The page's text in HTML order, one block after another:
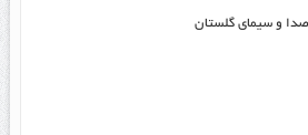
صدا و سیمای گلستان